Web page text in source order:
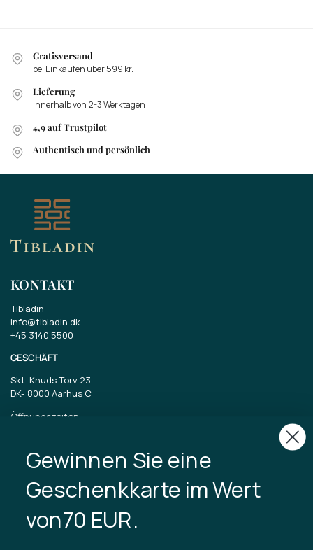
Gratisversand
bei Einkäufen über 599 kr.
Lieferung
innerhalb von 2-3 Werktagen
4,9 auf Trustpilot
Authentisch und persönlich
KONTAKT
Tibladin
info@tibladin.dk
+45 3140 5500
GESCHÄFT
Skt. Knuds Torv 23
DK- 8000 Aarhus C
Öffnungszeiten:
CVR: 40875743
TIBLADIN
Über Tibladin
Gewinnen Sie eine
Geschenkkarte im Wert
von70 EUR.